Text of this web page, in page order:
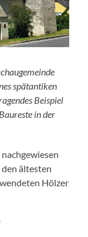
spätantiken
Beispiel
in der
den ältesten
Hölzer